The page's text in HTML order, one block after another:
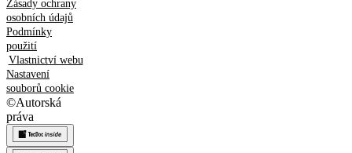
Zásady ochrany
osobních údajů
Podmínky
použití
Vlastnictví webu
Nastavení
souborů cookie
©Autorská
práva